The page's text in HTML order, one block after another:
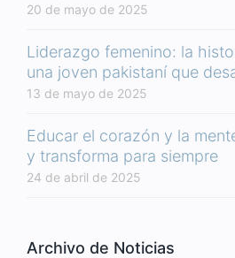
20 de mayo de 2025
Liderazgo femenino: la
una joven pakistaní que
13 de mayo de 2025
Educar el corazón y la
y transforma para siempre
24 de abril de 2025
Archivo de Noticias